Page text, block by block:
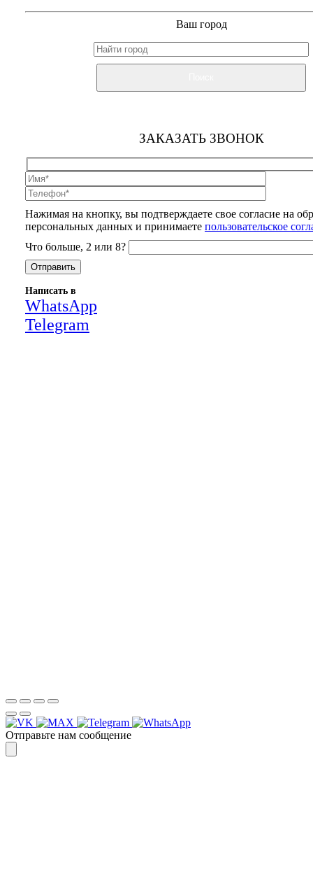
Ваш город
ЗАКАЗАТЬ ЗВОНОК
Нажимая на кнопку, вы подтверждаете свое согласие на
персональных данных и принимаете пользовательское
Что больше, 2 или 8?
Написать в
WhatsApp
Telegram
Отправьте нам сообщение